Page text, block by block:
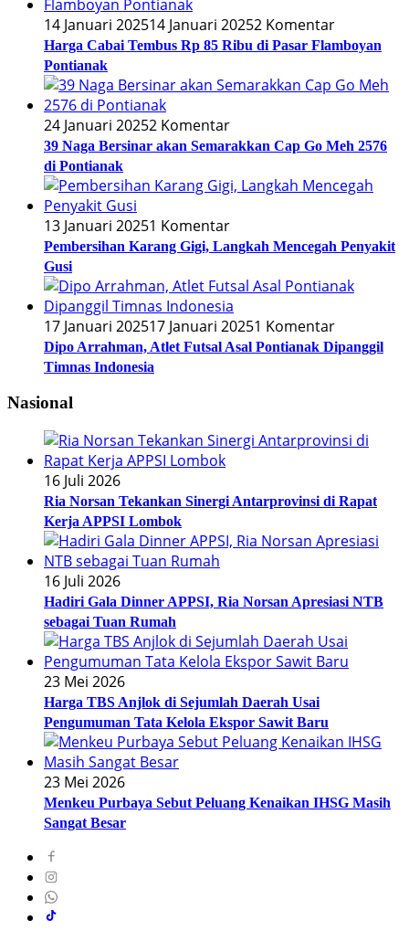
14 Januari 202514 Januari 20252 Komentar
Harga Cabai Tembus Rp 85 Ribu di Pasar Flamboyan
Pontianak
24 Januari 20252 Komentar
39 Naga Bersinar akan Semarakkan Cap Go Meh 2576
di Pontianak
13 Januari 20251 Komentar
Pembersihan Karang Gigi, Langkah Mencegah Penyakit
Gusi
17 Januari 202517 Januari 20251 Komentar
Dipo Arrahman, Atlet Futsal Asal Pontianak Dipanggil
Timnas Indonesia
Nasional
16 Juli 2026
Ria Norsan Tekankan Sinergi Antarprovinsi di Rapat
Kerja APPSI Lombok
16 Juli 2026
Hadiri Gala Dinner APPSI, Ria Norsan Apresiasi NTB
sebagai Tuan Rumah
23 Mei 2026
Harga TBS Anjlok di Sejumlah Daerah Usai
Pengumuman Tata Kelola Ekspor Sawit Baru
23 Mei 2026
Menkeu Purbaya Sebut Peluang Kenaikan IHSG Masih
Sangat Besar